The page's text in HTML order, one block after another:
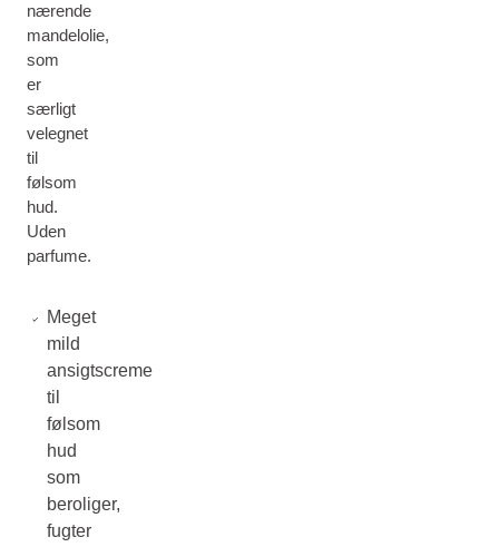
nærende
mandelolie,
som
er
særligt
velegnet
til
følsom
hud.
Uden
parfume.
Meget
mild
ansigtscreme
til
følsom
hud
som
beroliger,
fugter